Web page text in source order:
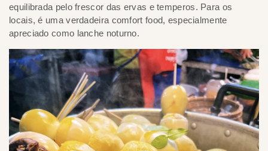
equilibrada pelo frescor das ervas e temperos. Para os
locais, é uma verdadeira comfort food, especialmente
apreciado como lanche noturno.